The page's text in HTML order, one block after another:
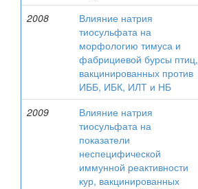
2008
Влияние натрия
тиосульфата на
морфологию тимуса и
фабрициевой бурсы птиц,
вакцинированных против
ИББ, ИБК, ИЛТ и НБ
2009
Влияние натрия
тиосульфата на
показатели
неспецифической
иммунной реактивности
кур, вакцинированных